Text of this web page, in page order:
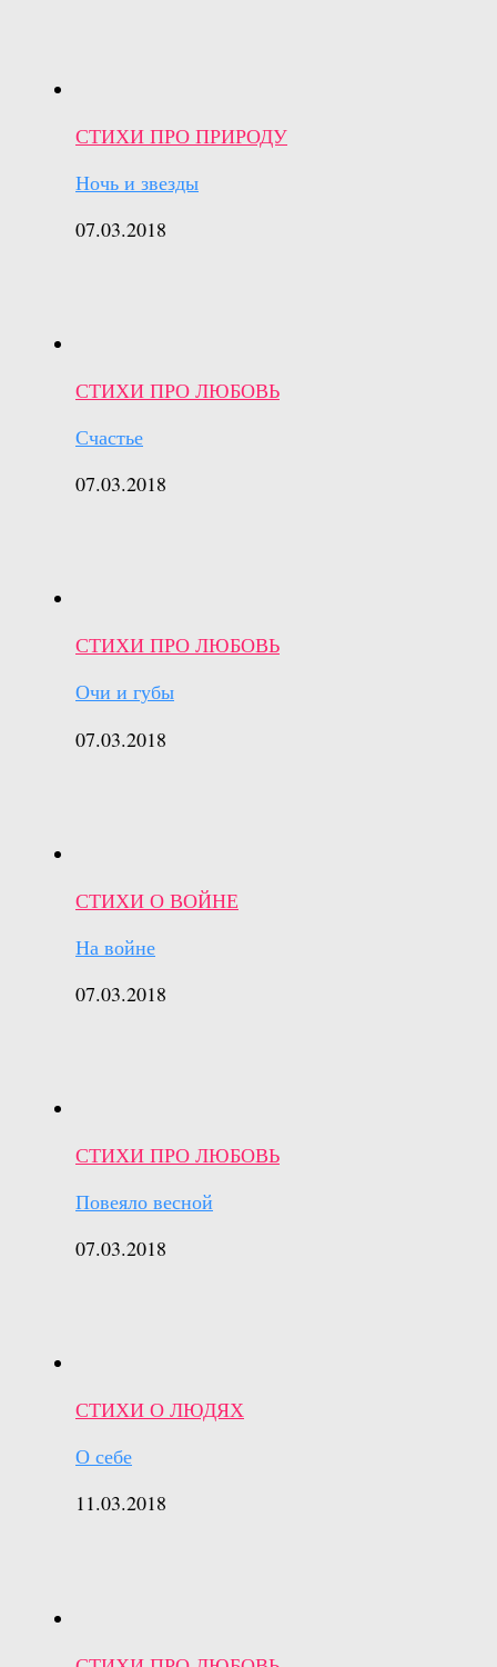
СТИХИ ПРО ПРИРОДУ
Ночь и звезды
07.03.2018
СТИХИ ПРО ЛЮБОВЬ
Счастье
07.03.2018
СТИХИ ПРО ЛЮБОВЬ
Очи и губы
07.03.2018
СТИХИ О ВОЙНЕ
На войне
07.03.2018
СТИХИ ПРО ЛЮБОВЬ
Повеяло весной
07.03.2018
СТИХИ О ЛЮДЯХ
О себе
11.03.2018